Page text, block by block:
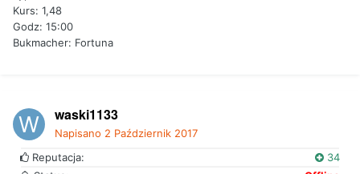
Kurs: 1,48
Godz: 15:00
Bukmacher: Fortuna
waski1133
Napisano 2 Październik 2017
Reputacja:
34